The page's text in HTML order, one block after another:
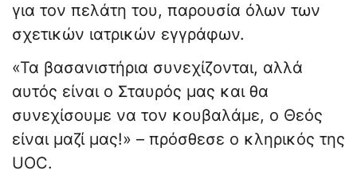
για τον πελάτη του, παρουσία όλων των
σχετικών ιατρικών εγγράφων.
«Τα βασανιστήρια συνεχίζονται, αλλά
αυτός είναι ο Σταυρός μας και θα
συνεχίσουμε να τον κουβαλάμε, ο Θεός
είναι μαζί μας!» – πρόσθεσε ο κληρικός της
UOC.